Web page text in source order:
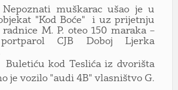
Nepoznati muškarac ušao je u
"Kod Boće" i uz prijetnju
M. P. oteo 150 maraka –
CJB Doboj Ljerka
kod Teslića iz dvorišta
je vozilo "audi 4B" vlasništvo G.